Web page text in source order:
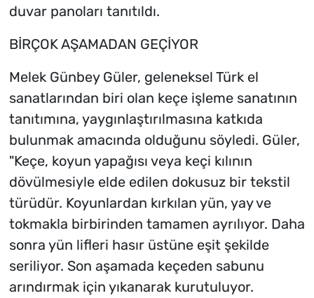
duvar panoları tanıtıldı.
BİRÇOK AŞAMADAN GEÇİYOR
Melek Günbey Güler, geleneksel Türk el
sanatlarından biri olan keçe işleme sanatının
tanıtımına, yaygınlaştırılmasına katkıda
bulunmak amacında olduğunu söyledi. Güler,
"Keçe, koyun yapağısı veya keçi kılının
dövülmesiyle elde edilen dokusuz bir tekstil
türüdür. Koyunlardan kırkılan yün, yay ve
tokmakla birbirinden tamamen ayrılıyor. Daha
sonra yün lifleri hasır üstüne eşit şekilde
seriliyor. Son aşamada keçeden sabunu
arındırmak için yıkanarak kurutuluyor.